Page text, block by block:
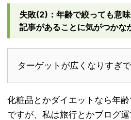
失敗(2)：年齢で絞っても意
記事があることに気がつかな
ターゲットが広くなりすぎ
化粧品とかダイエットなら年
ですが、私は旅行とかブログ運